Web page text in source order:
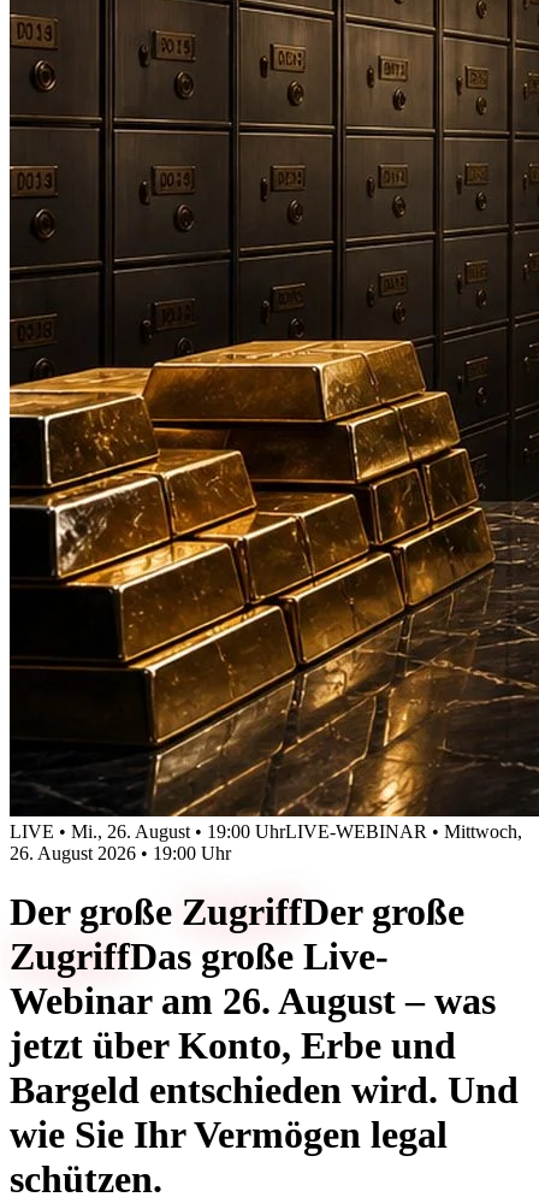
LIVE • Mi., 26. August • 19:00 UhrLIVE-WEBINAR • Mittwoch,
26. August 2026 • 19:00 Uhr
Der große ZugriffDer große
ZugriffDas große Live-
Webinar am 26. August – was
jetzt über Konto, Erbe und
Bargeld entschieden wird. Und
wie Sie Ihr Vermögen legal
schützen.